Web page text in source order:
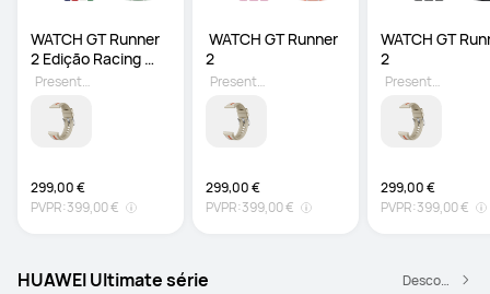
WATCH GT Runner
2 Edição Racing
Legend
299,00 €
PVPR:399,00 €
Presente grátis
WATCH GT Runner
299,00 €
PVPR:399,00 €
Presente grátis
WATCH GT
299,00 €
PVPR:399,00 €
Presente grátis
HUAWEI Ultimate série Descobrir mais